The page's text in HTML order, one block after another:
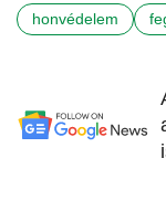
honvédelem